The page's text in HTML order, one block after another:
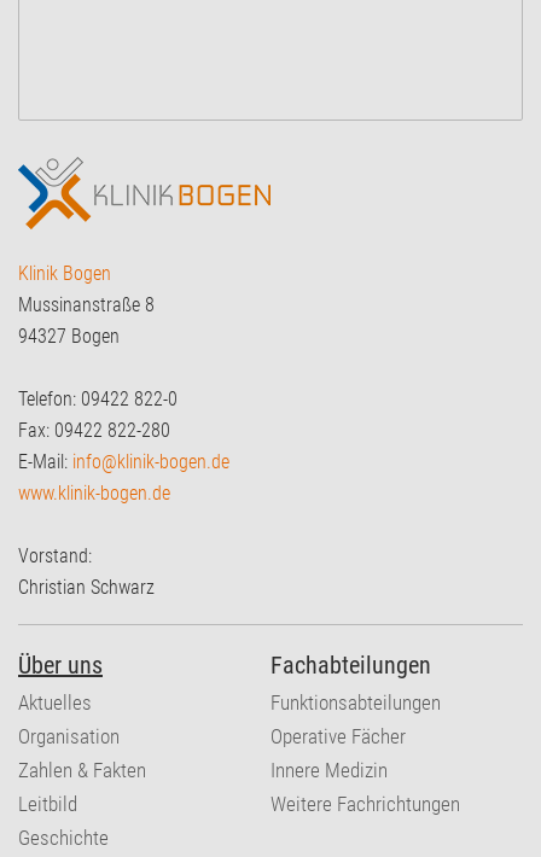
Klinik Bogen
Mussinanstraße 8
94327 Bogen
Telefon: 09422 822-0
Fax: 09422 822-280
E-Mail: info@klinik-bogen.de
www.klinik-bogen.de
Vorstand:
Christian Schwarz
Über uns
Aktuelles
Organisation
Zahlen & Fakten
Leitbild
Geschichte
Fachabteilungen
Funktionsabteilungen
Operative Fächer
Innere Medizin
Weitere Fachrichtungen